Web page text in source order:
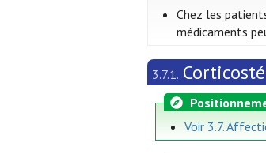
Chez les
médicaments
3.7.1.
Voir 3.7.